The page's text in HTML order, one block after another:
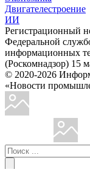
Двигателестроение
ИИ
Регистрационный
Федеральной
информационных
(Роскомнадзор) 15
© 2020-2026
«Новости